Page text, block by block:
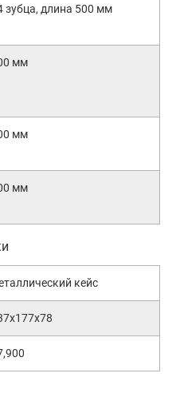
зубца, длина 500 мм
мм
мм
мм
кейс